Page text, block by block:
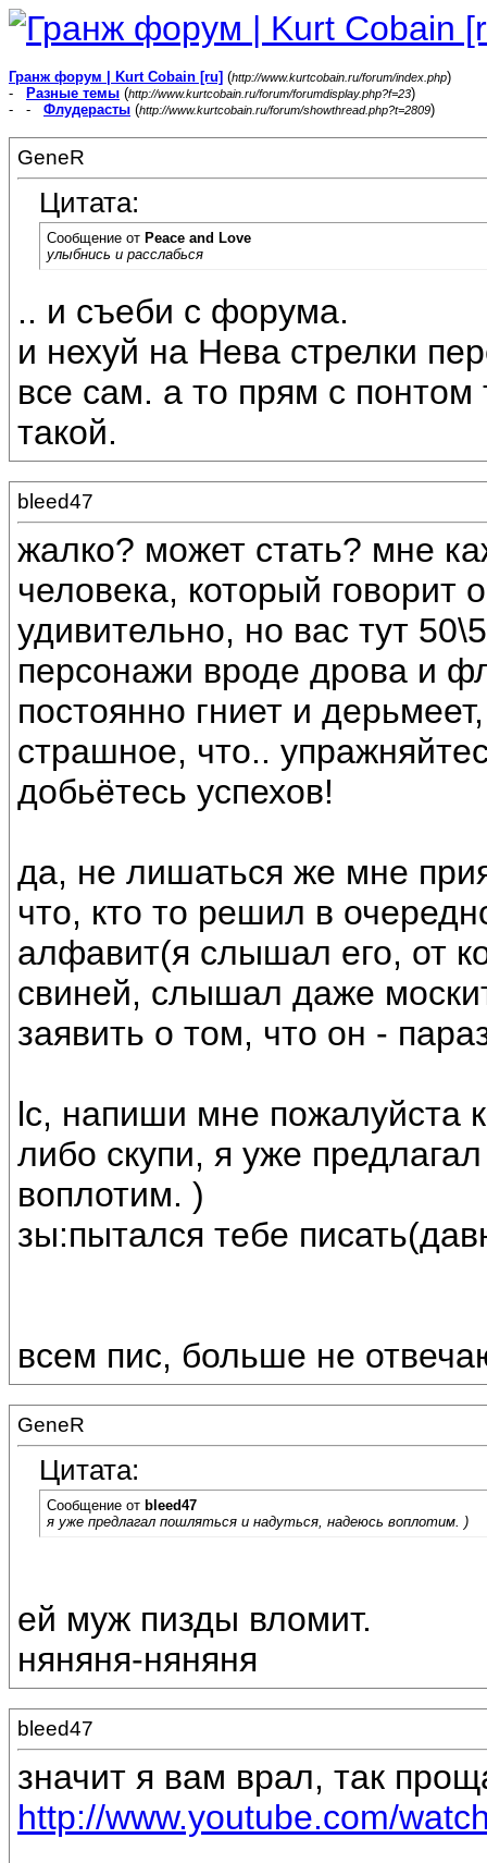
Гранж форум | Kurt Cobain [ru] (http://www.kurtcobain.ru/forum/index.php)
-
Разные темы (http://www.kurtcobain.ru/forum/forumdisplay.php?f=23)
- - Флудерасты (http://www.kurtcobain.ru/forum/showthread.php?t=2809)
GeneR
Цитата:
Сообщение от Peace and Love
улыбнись и расслабься
.. и съеби с форума.
и нехуй на Нева стрелки
все сам. а то прям с
такой.
bleed47
жалко? может стать? мне
человека, который говорит
удивительно, но вас тут
персонажи вроде дрова и
постоянно гниет и
страшное, что..
добьётесь успехов!
да, не лишаться же мне
что, кто то решил в
алфавит(я слышал его, от
свиней, слышал даже
заявить о том, что он -
lc, напиши мне пожалуйста
либо скупи, я уже
воплотим. )
зы:пытался тебе
всем пис, больше не
GeneR
Цитата:
Сообщение от bleed47
я уже предлагал пошляться и надуться, надеюсь воплотим. )
ей муж пизды вломит.
няняня-няняня
bleed47
значит я вам врал, так
http://www.youtube.com/